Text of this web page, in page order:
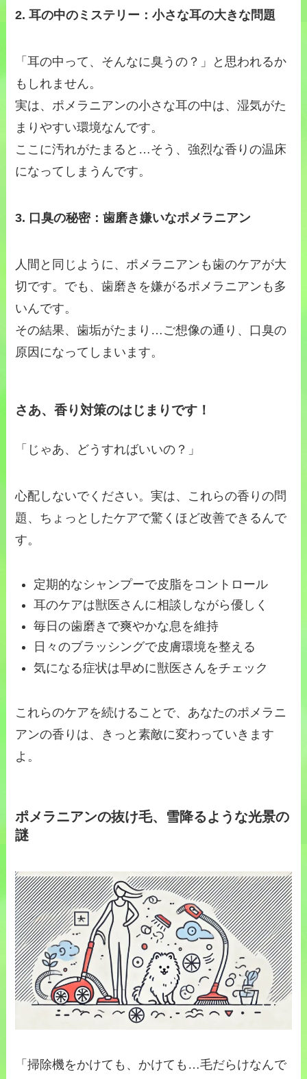
2. 耳の中のミステリー：小さな耳の大きな問題
「耳の中って、そんなに臭うの？」と思われるか
もしれません。
実は、ポメラニアンの小さな耳の中は、湿気がた
まりやすい環境なんです。
ここに汚れがたまると…そう、強烈な香りの温床
になってしまうんです。
3. 口臭の秘密：歯磨き嫌いなポメラニアン
人間と同じように、ポメラニアンも歯のケアが大
切です。でも、歯磨きを嫌がるポメラニアンも多
いんです。
その結果、歯垢がたまり…ご想像の通り、口臭の
原因になってしまいます。
さあ、香り対策のはじまりです！
「じゃあ、どうすればいいの？」
心配しないでください。実は、これらの香りの問
題、ちょっとしたケアで驚くほど改善できるんで
す。
定期的なシャンプーで皮脂をコントロール
耳のケアは獣医さんに相談しながら優しく
毎日の歯磨きで爽やかな息を維持
日々のブラッシングで皮膚環境を整える
気になる症状は早めに獣医さんをチェック
これらのケアを続けることで、あなたのポメラニ
アンの香りは、きっと素敵に変わっていきます
よ。
ポメラニアンの抜け毛、雪降るような光景の
謎
「掃除機をかけても、かけても…毛だらけなんで